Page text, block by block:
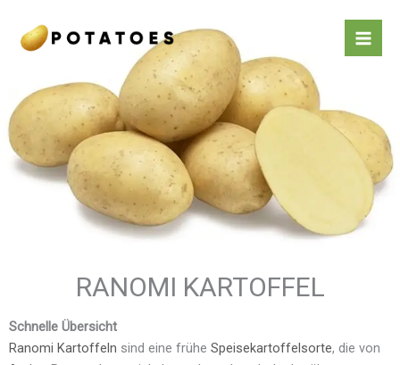
Inhalt
springen
RANOMI KARTOFFEL
Schnelle Übersicht
Ranomi Kartoffeln sind eine frühe Speisekartoffelsorte, die von